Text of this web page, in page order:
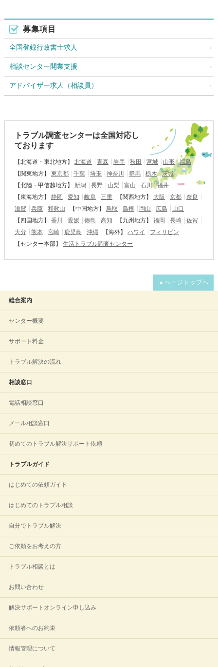
募集項目
全国登録行政書士求人
相談センター開業支援
アドバイザー求人（相談員）
トラブル調査センターは全国対応し
ております
【北海道・東北地方】 北海道 青森 岩手 秋田 宮城 山形
福島
【関東地方】
東京都 千葉 埼玉 神奈川 群馬 栃木
茨城
【北陸・甲信越地方】
新潟 長野 山梨 富山 石川
福井
【東海地方】
静岡 愛知 岐阜 三重 【関西地方】 大阪 京都
奈良
滋賀
兵庫 和歌山 【中国地方】 鳥取 島根 岡山 広島
山口
【四国地方】
香川 愛媛 徳島 高知 【九州地方】 福岡 長崎
佐賀
大分
熊本 宮崎 鹿児島 沖縄 【海外】 ハワイ
フィリピン
【センター本部】
生活トラブル調査センター
▲ページトップへ
総合案内
センター概要
サポート料金
トラブル解決の流れ
相談窓口
電話相談窓口
メール相談窓口
初めてのトラブル解決サポート依頼
トラブルガイド
はじめての依頼ガイド
はじめてのトラブル相談
自分でトラブル解決
ご依頼をお考えの方
トラブル相談とは
お問い合わせ
解決サポートオンライン申し込み
依頼者へのお約束
情報管理について